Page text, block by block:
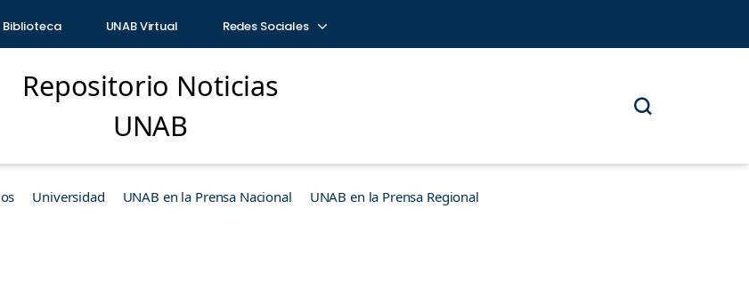
Biblioteca UNAB Virtual Redes Sociales
Repositorio Noticias
UNAB
Universidad UNAB en la Prensa Nacional UNAB en la Prensa Regional